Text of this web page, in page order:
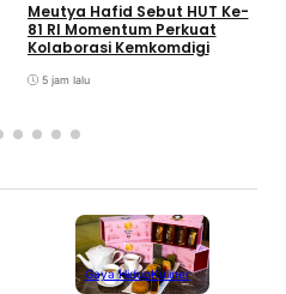
Meutya Hafid Sebut HUT Ke-
81 RI Momentum Perkuat
Kolaborasi Kemkomdigi
5 jam lalu
Gaya HidupKuliner